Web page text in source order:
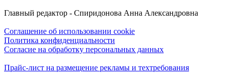
Главный редактор - Спиридонова Анна Александровна
Соглашение об использовании cookie
Политика конфиденциальности
Согласие на обработку персональных данных
Прайс-лист на размещение рекламы и техтребования